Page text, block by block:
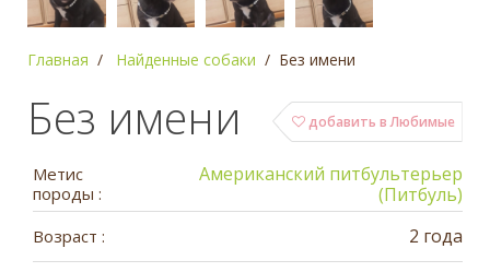
Главная Найденные собаки Без имени
добавить в Любимые
Без имени
Метис
породы :
Американский питбультерьер
(Питбуль)
Возраст : 2 года